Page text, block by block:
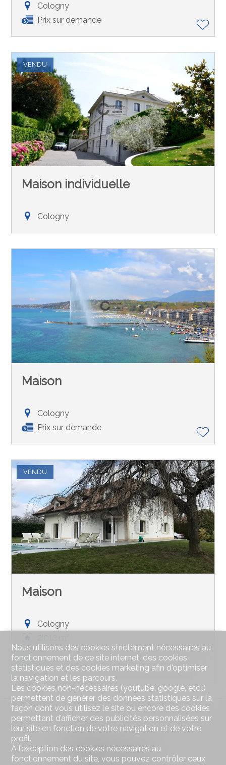
Cologny
Prix sur demande
VENDU
Maison individuelle
Cologny
Maison
Cologny
Prix sur demande
VENDU
Maison
Cologny
10
2
Nous utilisons des cookies strictement nécessaires au
fonctionnement de ce site internet, des cookies
statistiques et des cookies marketing afin d'optimiser
la navigation et les parcours.
Les cookies non-nécessaires (youtube, google, etc..)
permettent de générer des données statistiques sur la
façon dont vous utilisez le site ou encore des cookies
permettant d’afficher des publicités personnalisées sur
leur site en fonction de votre navigation et de votre
profil.
À l’exception des cookies nécessaires au
fonctionnement du site, vous pouvez contrôler ceux